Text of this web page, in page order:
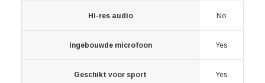
Hi-res audio No
Ingebouwde microfoon Yes
Geschikt voor sport Yes